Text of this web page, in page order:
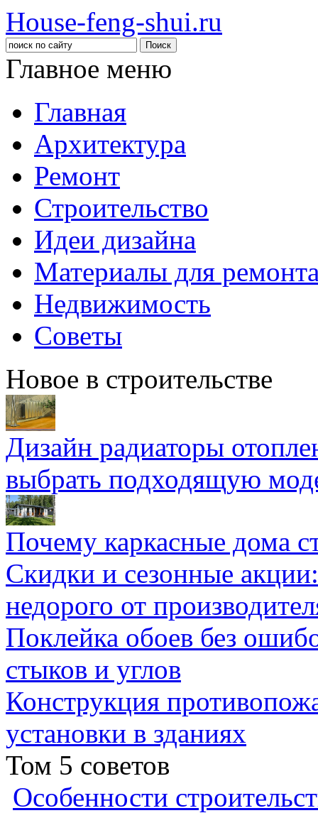
House-feng-shui.ru
Главное меню
Главная
Архитектура
Ремонт
Строительство
Идеи дизайна
Материалы для
Недвижимость
Советы
Новое в строительстве
Дизайн радиаторы
выбрать подходящую
Почему каркасные дома
Скидки и сезонные
недорого от
Поклейка обоев без
стыков и углов
Конструкция
установки в зданиях
Том 5 советов
Особенности